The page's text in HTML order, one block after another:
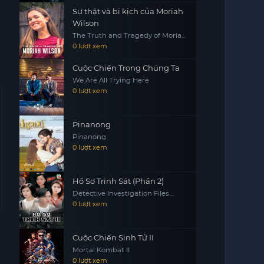
Sự thật và bi kịch của Moriah
Wilson
The Truth and Tragedy of Moriah
Wilson
0 lượt xem
Cuộc Chiến Trong Chúng Ta
We Are All Trying Here
0 lượt xem
Pinanong
Pinanong
0 lượt xem
Hồ Sơ Trinh Sát (Phần 2)
Detective Investigation Files
(Season 2)
0 lượt xem
Cuộc Chiến Sinh Tử II
Mortal Kombat II
0 lượt xem